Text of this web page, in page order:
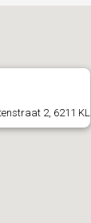
2, 6211 KL